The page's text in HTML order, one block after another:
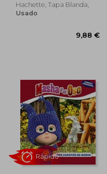
38,00 €
Hachette, Tapa Blanda,
Usado